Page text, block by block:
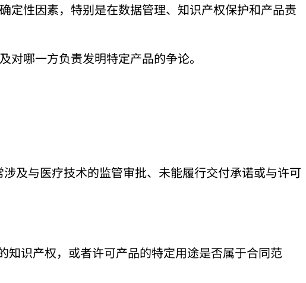
定性因素，特别是在数据管理、知识产权保护和产品责
哪一方负责发明特定产品的争论。
及与医疗技术的监管审批、未能履行交付承诺或与许可
识产权，或者许可产品的特定用途是否属于合同范